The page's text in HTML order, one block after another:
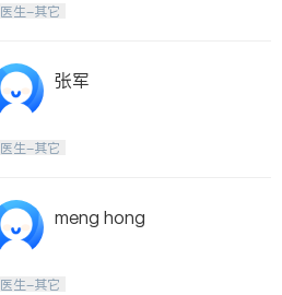
医生-其它
张军
医生-其它
meng hong
医生-其它